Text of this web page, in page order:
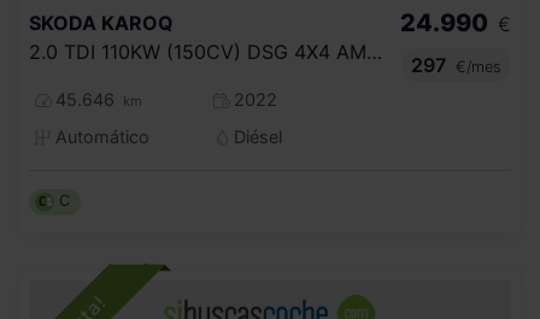
SKODA KAROQ
2.0 TDI 110KW (150CV) DSG 4X4 AMBITION
45.646 km
2022
Automático
Diésel
24.990 €
297
€/mes
C